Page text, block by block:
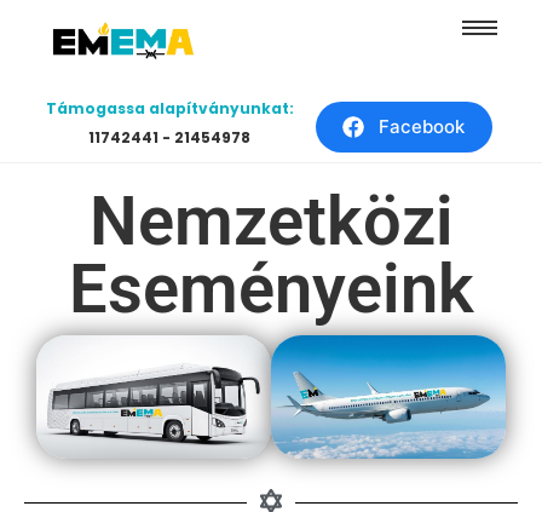
Támogassa alapítványunkat:
11742441 - 21454978
Facebook
Nemzetközi
Eseményeink